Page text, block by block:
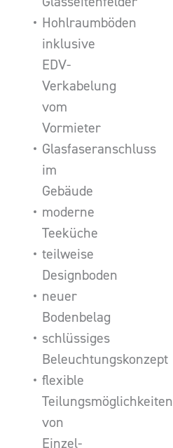
Hohlraumböden
inklusive
EDV-
Verkabelung
vom
Vormieter
Glasfaseranschluss
im
Gebäude
moderne
Teeküche
teilweise
Designboden
neuer
Bodenbelag
schlüssiges
Beleuchtungskonzept
flexible
Teilungsmöglichkeiten
von
Einzel-